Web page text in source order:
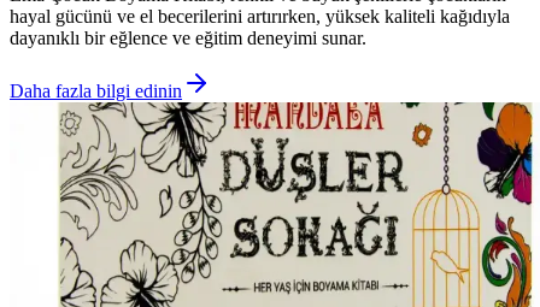
hayal gücünü ve el becerilerini artırırken, yüksek kaliteli kağıdıyla
dayanıklı bir eğlence ve eğitim deneyimi sunar.
Daha fazla bilgi edinin